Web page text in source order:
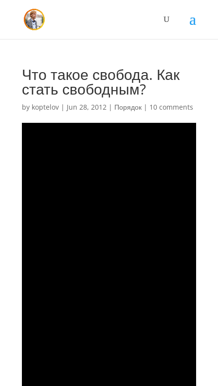
Что такое свобода. Как
стать свободным?
by koptelov| Jun 28, 2012| Порядок| 10 comments